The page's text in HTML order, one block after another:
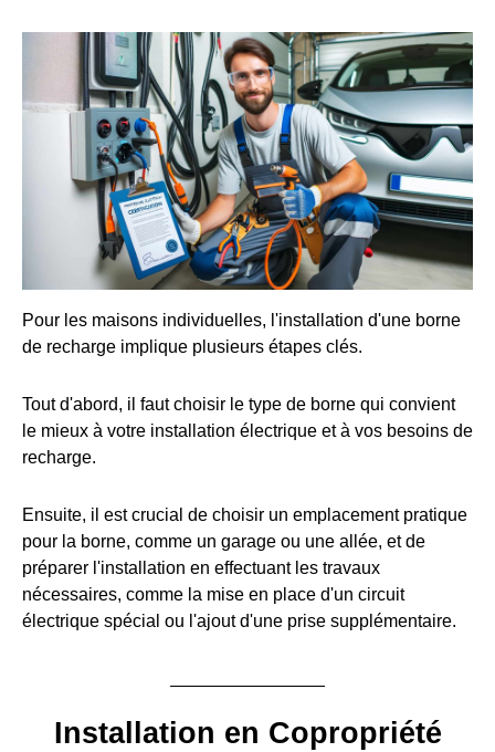
Pour les maisons individuelles, l'installation d'une borne
de recharge implique plusieurs étapes clés.
Tout d'abord, il faut choisir le type de borne qui convient
le mieux à votre installation électrique et à vos besoins de
recharge.
Ensuite, il est crucial de choisir un emplacement pratique
pour la borne, comme un garage ou une allée, et de
préparer l'installation en effectuant les travaux
nécessaires, comme la mise en place d'un circuit
électrique spécial ou l'ajout d'une prise supplémentaire.
Installation en Copropriété